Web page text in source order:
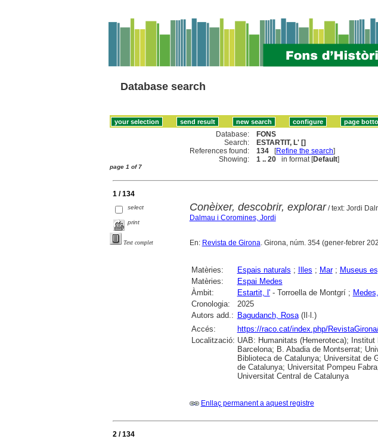
Database search
Database:
FONS
Search:
ESTARTIT, L' []
References found:
134 [Refine the search]
Showing:
1 .. 20 in format [Default]
page 1 of 7
1 / 134
select
print
Text complet
Conèixer, descobrir, explorar/ text: Jordi
Dalmau i Coromines, Jordi
En: Revista de Girona. Girona, núm. 354 (gener-febrer
Matèries: Espais naturals ; Illes ; Mar; Museus
Matèries:
Espai Medes
Àmbit:
Estartit, l'- Torroella de Montgrí ;
Cronologia:
2025
Autors add.: Bagudanch, Rosa(Il·l.)
Accés:
https://raco.cat/index.php/
Localització: UAB: Humanitats (Hemeroteca);
Barcelona; B. Abadia de Montserrat;
Biblioteca de Catalunya; Universitat de
de Catalunya; Universitat Pompeu
Universitat Central de Catalunya
Enllaç permanent a aquest registre
2 / 134